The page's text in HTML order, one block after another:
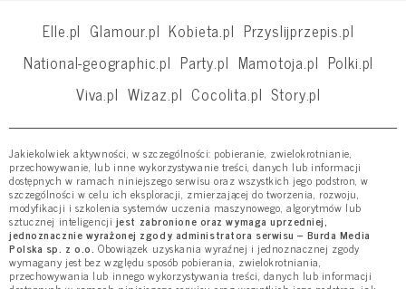
Elle.pl Glamour.pl Kobieta.pl Przyslijprzepis.pl
National-geographic.pl Party.pl Mamotoja.pl Polki.pl
Viva.pl Wizaz.pl Cocolita.pl Story.pl
Jakiekolwiek aktywności, w szczególności: pobieranie, zwielokrotnianie,
przechowywanie, lub inne wykorzystywanie treści, danych lub informacji
dostępnych w ramach niniejszego serwisu oraz wszystkich jego podstron, w
szczególności w celu ich eksploracji, zmierzającej do tworzenia, rozwoju,
modyfikacji i szkolenia systemów uczenia maszynowego, algorytmów lub
sztucznej inteligencji jest zabronione oraz wymaga uprzedniej,
jednoznacznie wyrażonej zgody administratora serwisu – Burda Media
Polska sp. z o.o. Obowiązek uzyskania wyraźnej i jednoznacznej zgody
wymagany jest bez względu sposób pobierania, zwielokrotniania,
przechowywania lub innego wykorzystywania treści, danych lub informacji